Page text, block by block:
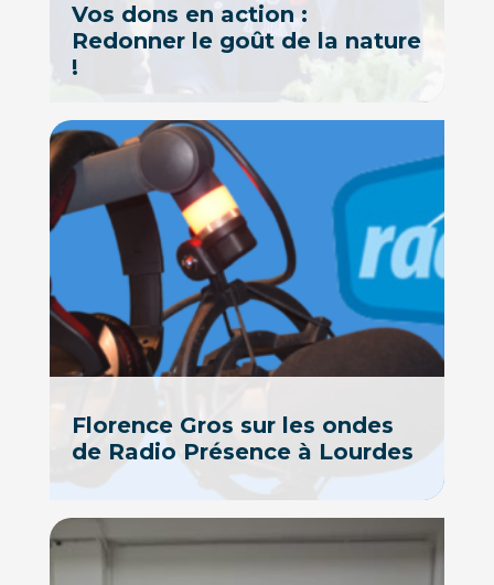
Vos dons en action :
Redonner le goût de la nature
!
Florence Gros sur les ondes
de Radio Présence à Lourdes